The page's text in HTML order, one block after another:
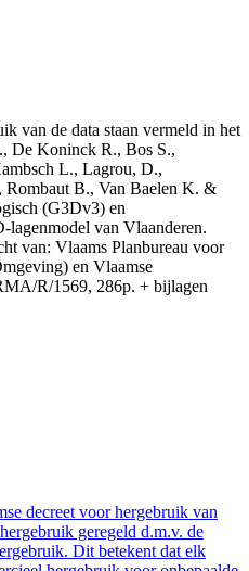
van de data staan vermeld in het
De Koninck R., Bos S.,
L., Lagrou, D.,
Rombaut B., Van Baelen K. &
(G3Dv3) en
van Vlaanderen.
van: Vlaams Planbureau voor
en Vlaamse
R/1569, 286p. + bijlagen
decreet voor hergebruik van
geregeld d.m.v. de
Dit betekent dat elk